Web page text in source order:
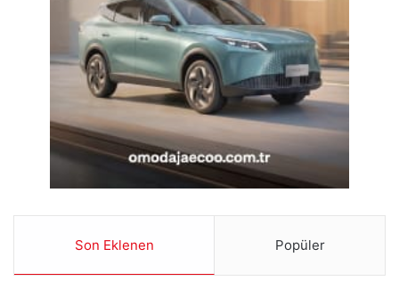
Son Eklenen Popüler